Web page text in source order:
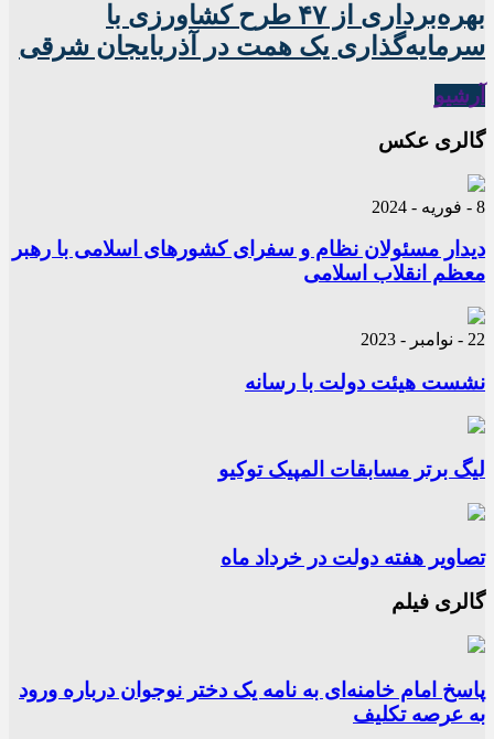
بهره‌برداری از ۴۷ طرح کشاورزی با
سرمایه‌گذاری یک همت در آذربایجان شرقی
آرشیو
گالری عکس
8 - فوریه - 2024
دیدار مسئولان نظام و سفرای کشورهای اسلامی با رهبر
معظم انقلاب اسلامی
22 - نوامبر - 2023
نشست هیئت دولت با رسانه
لیگ برتر مسابقات المپیک توکیو
تصاویر هفته دولت در خرداد ماه
گالری فیلم
پاسخ امام خامنه‌ای به نامه یک دختر نوجوان درباره ورود
به عرصه تکلیف